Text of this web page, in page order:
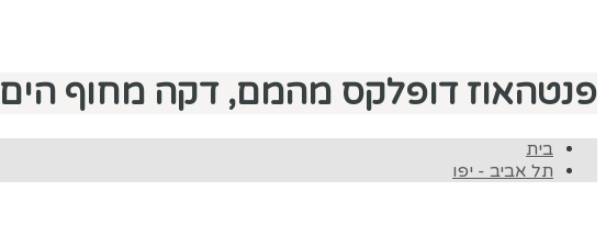
פנטהאוז דופלקס מהמם, דקה מחוף הים
בית
תל אביב - יפו